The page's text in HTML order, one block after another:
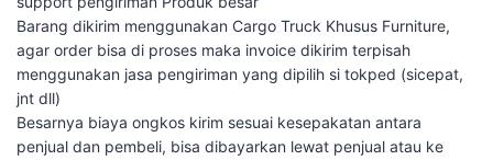
Barang dikirim menggunakan Cargo Truck Khusus Furniture,
agar order bisa di proses maka invoice dikirim terpisah
menggunakan jasa pengiriman yang dipilih si tokped (sicepat,
jnt dll)
Besarnya biaya ongkos kirim sesuai kesepakatan antara
penjual dan pembeli, bisa dibayarkan lewat penjual atau ke